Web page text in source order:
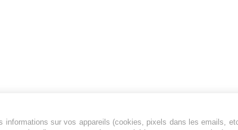
sur vos appareils (cookies, pixels dans les emails,